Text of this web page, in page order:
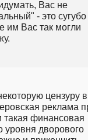
Вас не
- это сугубо
им Вас так могли
цензуру в
реклама
такая финансовая
уровня дворового